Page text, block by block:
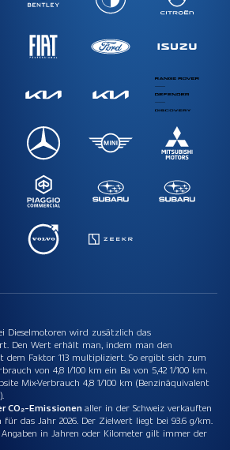
Dieselmotoren wird zusätzlich das
Den Wert erhält man, indem man den
dem Faktor 113 multipliziert. So ergibt sich zum
von 4,8 l/100 km ein Ba von 5,42 1/100 km.
Mix-Verbrauch 4,8 1/100 km (Benzinäquivalent
CO₂-Emissionenaller in der Schweiz verkauften
für das Jahr 2026. Der Zielwert liegt bei 93.6 g/km.
Angaben in Jahren oder Kilometer gilt immer der